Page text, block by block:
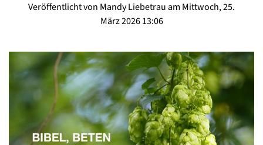
Veröffentlicht von Mandy Liebetrau am Mittwoch, 25.
März 2026 13:06